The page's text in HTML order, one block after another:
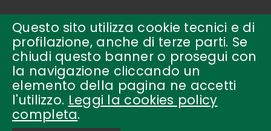
Questo sito utilizza cookie tecnici e di
profilazione, anche di terze parti. Se
chiudi questo banner o prosegui con
la navigazione cliccando un
elemento della pagina ne accetti
l'utilizzo. Leggi la cookies policy
completa.
Copyright © 2018-present by
edizioni la meridiana Tutti i